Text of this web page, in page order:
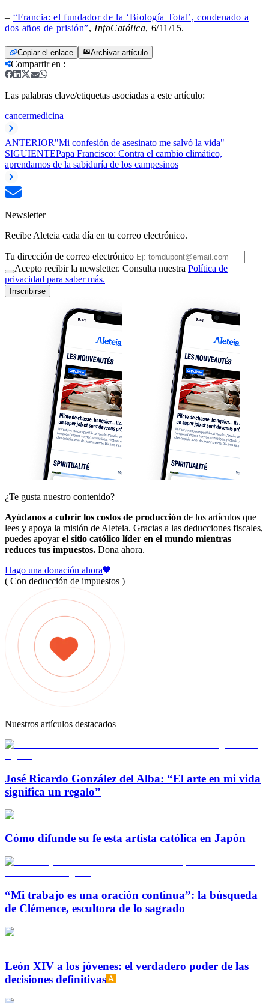
– “Francia: el fundador de la ‘Biología Total’, condenado a
dos años de prisión”, InfoCatólica, 6/11/15.
Copiar el enlace Archivar artículo
Compartir en :
Las palabras clave/etiquetas asociadas a este artículo:
cancermedicina
ANTERIOR"Mi confesión de asesinato me salvó la vida"
SIGUIENTEPapa Francisco: Contra el cambio climático,
aprendamos de la sabiduría de los campesinos
Newsletter
Recibe Aleteia cada día en tu correo electrónico.
Tu dirección de correo electrónico
Acepto recibir la newsletter. Consulta nuestra Política de
privacidad para saber más.
Inscribirse
¿Te gusta nuestro contenido?
Ayúdanos a cubrir los costos de producción de los artículos que
lees y apoya la misión de Aleteia. Gracias a las deducciones fiscales,
puedes apoyarel sitio católico líder en el mundo mientras
reduces tus impuestos. Dona ahora.
Hago una donación ahora
( Con deducción de impuestos )
Nuestros artículos destacados
José Ricardo González del Alba: “El arte en mi vida
significa un regalo”
Cómo difunde su fe esta artista católica en Japón
“Mi trabajo es una oración continua”: la búsqueda
de Clémence, escultora de lo sagrado
León XIV a los jóvenes: el verdadero poder de las
decisiones definitivas